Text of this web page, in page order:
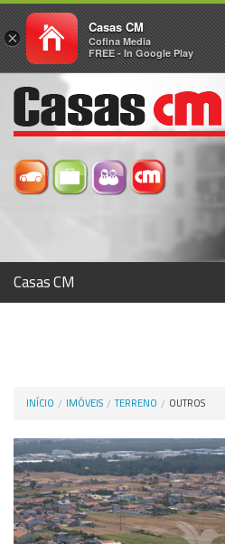
Casas CM
INÍCIO IMÓVEIS TERRENO OUTROS
×
Casas CM
Cofina Media
FREE - In Google Play